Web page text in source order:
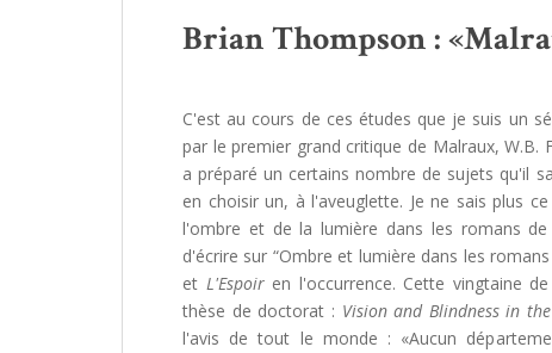
Brian Thompson :
C'est au cours de ces études que je suis un
par le premier grand critique de Malraux,
a préparé un certains nombre de sujets qu'il
en choisir un, à l'aveuglette. Je ne sais plus
l'ombre et de la lumière dans les romans
d'écrire sur “Ombre et lumière dans les
et L'Espoiren l'occurrence. Cette vingtaine
thèse de doctorat : Vision and Blindness in
l'avis de tout le monde : «Aucun